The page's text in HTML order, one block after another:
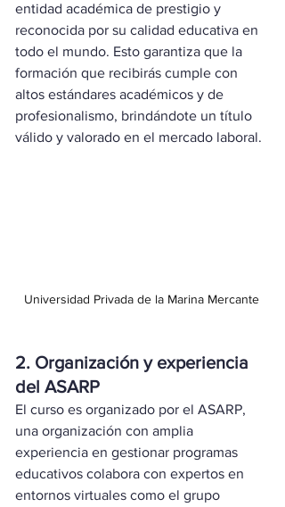
entidad académica de prestigio y
reconocida por su calidad educativa en
todo el mundo. Esto garantiza que la
formación que recibirás cumple con
altos estándares académicos y de
profesionalismo, brindándote un título
válido y valorado en el mercado laboral.
Universidad Privada de la Marina Mercante
2. Organización y experiencia
del ASARP
El curso es organizado por el ASARP,
una organización con amplia
experiencia en gestionar programas
educativos colabora con expertos en
entornos virtuales como el grupo